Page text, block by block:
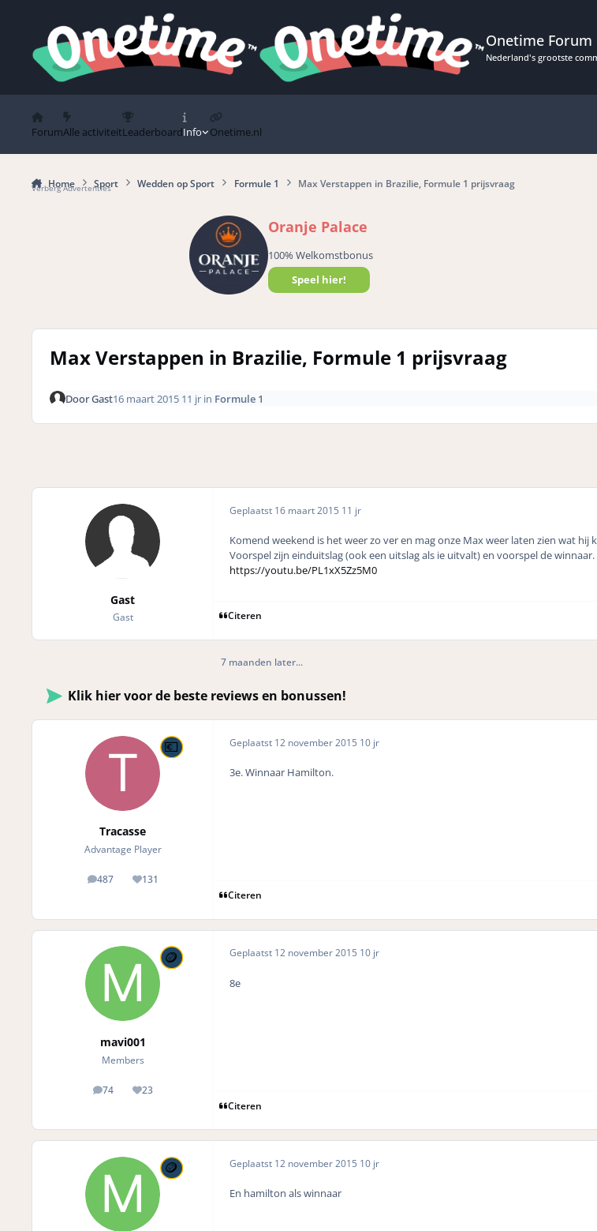
Onetime Forum
Nederland's grootste
ForumAlle activiteitLeaderboardInfo Onetime.nl
Home Sport Wedden op Sport Formule 1 Max Verstappen in Brazilie, Formule 1 prijsvraag
Verberg Advertenties
Oranje Palace
100% Welkomstbonus
Speel hier!
Max Verstappen in Brazilie, Formule 1 prijsvraag
DoorGast16 maart 2015 11 jrin Formule 1
Gast
Gast
Geplaatst 16 maart 2015 11 jr
Komend weekend is het weer zo ver en mag onze Max weer laten zien wat hij
Voorspel zijn einduitslag (ook een uitslag als ie uitvalt) en voorspel de
https://youtu.be/PL1xX5Zz5M0
Citeren
7 maanden later...
Klik hier voor de beste reviews en bonussen!
Tracasse
Advantage Player
487
posts 131
Reputation
Geplaatst 12 november 2015 10 jr
3e. Winnaar Hamilton.
Citeren
mavi001
Members
74
posts 23
Reputation
Geplaatst 12 november 2015 10 jr
8e
Citeren
Geplaatst 12 november 2015 10 jr
En hamilton als winnaar